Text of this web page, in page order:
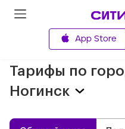
App Store
Тарифы по
Ногинск